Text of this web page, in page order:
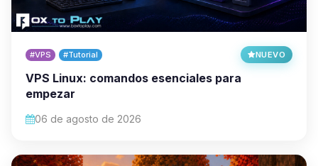
#VPS #Tutorial NUEVO
VPS Linux: comandos esenciales para
empezar
06 de agosto de 2026